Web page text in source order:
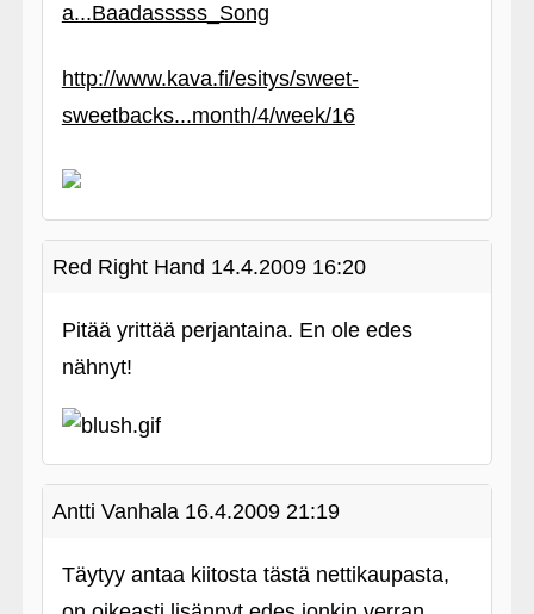
a...Baadasssss_Song
http://www.kava.fi/esitys/sweet-
sweetbacks...month/4/week/16
Red Right Hand 14.4.2009 16:20
Pitää yrittää perjantaina. En ole edes
nähnyt!
Antti Vanhala 16.4.2009 21:19
Täytyy antaa kiitosta tästä nettikaupasta,